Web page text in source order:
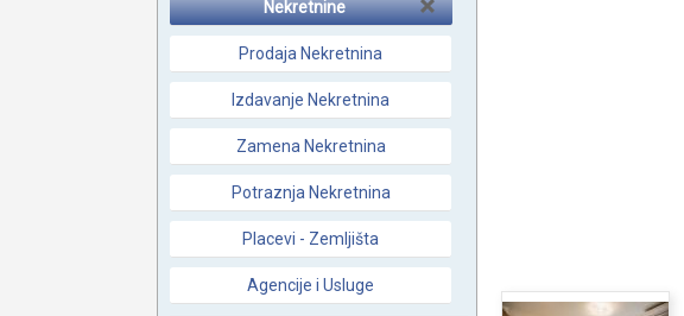
Nekretnine
Prodaja Nekretnina
Izdavanje Nekretnina
Zamena Nekretnina
Potraznja Nekretnina
Placevi - Zemljišta
Agencije i Usluge